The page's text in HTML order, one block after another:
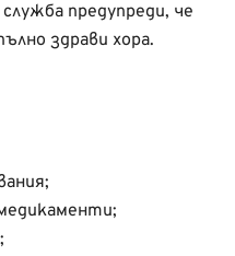
предупреди, че
здрави хора.